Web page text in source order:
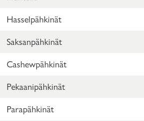
Hasselpähkinät
Saksanpähkinät
Cashewpähkinät
Pekaanipähkinät
Parapähkinät